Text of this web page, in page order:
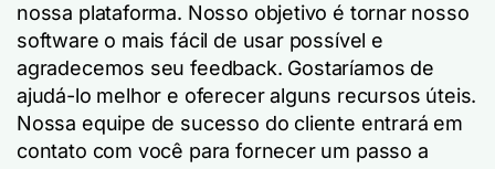
nossa plataforma. Nosso objetivo é tornar nosso
software o mais fácil de usar possível e
agradecemos seu feedback. Gostaríamos de
ajudá-lo melhor e oferecer alguns recursos úteis.
Nossa equipe de sucesso do cliente entrará em
contato com você para fornecer um passo a